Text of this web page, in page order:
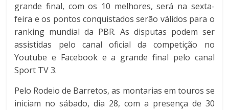
grande final, com os 10 melhores, será na sexta-
feira e os pontos conquistados serão válidos para o
ranking mundial da PBR. As disputas podem ser
assistidas pelo canal oficial da competição no
Youtube e Facebook e a grande final pelo canal
Sport TV 3.
Pelo Rodeio de Barretos, as montarias em touros se
iniciam no sábado, dia 28, com a presença de 30